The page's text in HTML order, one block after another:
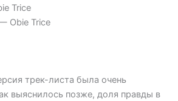
Trice
Obie Trice
трек-листа была очень
выяснилось позже, доля правды в